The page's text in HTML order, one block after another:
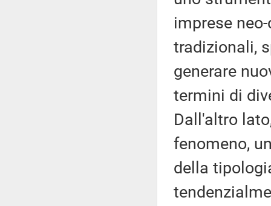
imprese
tradizionali,
generare
termini di
Dall'altro
fenomeno,
della